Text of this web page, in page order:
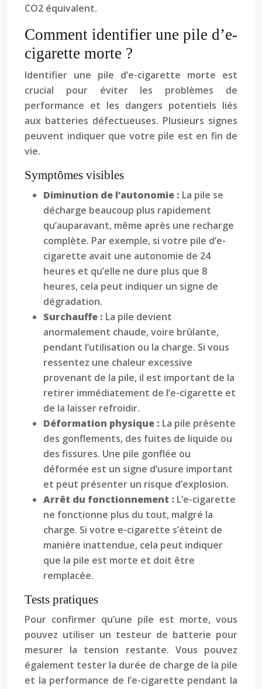
CO2 équivalent.
Comment identifier une pile d’e-
cigarette morte ?
Identifier une pile d’e-cigarette morte est
crucial pour éviter les problèmes de
performance et les dangers potentiels liés
aux batteries défectueuses. Plusieurs signes
peuvent indiquer que votre pile est en fin de
vie.
Symptômes visibles
Diminution de l’autonomie : La pile se
décharge beaucoup plus rapidement
qu’auparavant, même après une recharge
complète. Par exemple, si votre pile d’e-
cigarette avait une autonomie de 24
heures et qu’elle ne dure plus que 8
heures, cela peut indiquer un signe de
dégradation.
Surchauffe : La pile devient
anormalement chaude, voire brûlante,
pendant l’utilisation ou la charge. Si vous
ressentez une chaleur excessive
provenant de la pile, il est important de la
retirer immédiatement de l’e-cigarette et
de la laisser refroidir.
Déformation physique : La pile présente
des gonflements, des fuites de liquide ou
des fissures. Une pile gonflée ou
déformée est un signe d’usure important
et peut présenter un risque d’explosion.
Arrêt du fonctionnement : L’e-cigarette
ne fonctionne plus du tout, malgré la
charge. Si votre e-cigarette s’éteint de
manière inattendue, cela peut indiquer
que la pile est morte et doit être
remplacée.
Tests pratiques
Pour confirmer qu’une pile est morte, vous
pouvez utiliser un testeur de batterie pour
mesurer la tension restante. Vous pouvez
également tester la durée de charge de la pile
et la performance de l’e-cigarette pendant la